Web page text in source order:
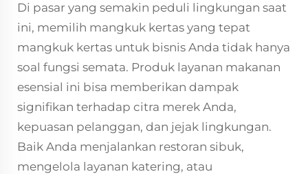
Di pasar yang semakin peduli lingkungan saat
ini, memilih mangkuk kertas yang tepat
mangkuk kertas untuk bisnis Anda tidak hanya
soal fungsi semata. Produk layanan makanan
esensial ini bisa memberikan dampak
signifikan terhadap citra merek Anda,
kepuasan pelanggan, dan jejak lingkungan.
Baik Anda menjalankan restoran sibuk,
mengelola layanan katering, atau